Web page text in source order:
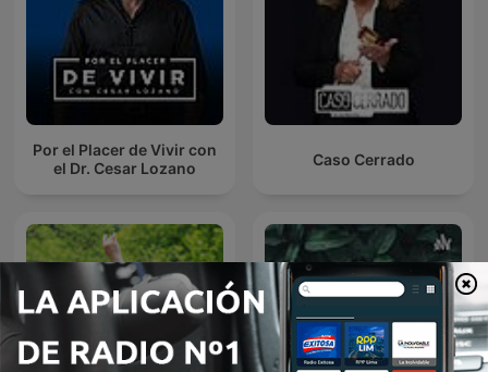
Por el Placer de Vivir con
el Dr. Cesar Lozano
Caso Cerrado